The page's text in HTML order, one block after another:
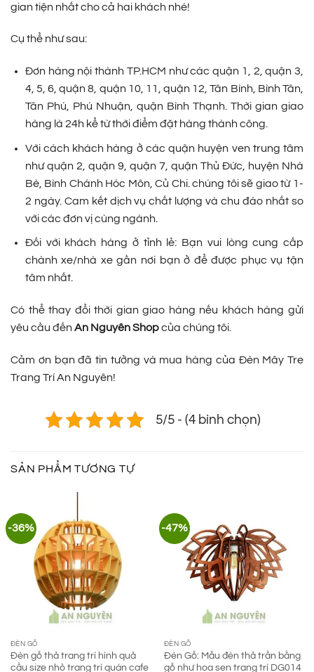
gian tiện nhất cho cả hai khách nhé!
Cụ thể như sau:
Đơn hàng nội thành TP.HCM như các quận 1, 2, quận 3,
4, 5, 6, quận 8, quận 10, 11, quận 12, Tân Bình, Bình Tân,
Tân Phú, Phú Nhuận, quận Bình Thạnh. Thời gian giao
hàng là 24h kể từ thời điểm đặt hàng thành công.
Với cách khách hàng ở các quận huyện ven trung tâm
như quận 2, quận 9, quận 7, quận Thủ Đức, huyện Nhà
Bè, Bình Chánh Hóc Môn, Củ Chi. chúng tôi sẽ giao từ 1-
2 ngày. Cam kết dịch vụ chất lượng và chu đáo nhất so
với các đơn vị cùng ngành.
Đối với khách hàng ở tỉnh lẻ: Bạn vui lòng cung cấp
chành xe/nhà xe gần nơi bạn ở để được phục vụ tận
tâm nhất.
Có thể thay đổi thời gian giao hàng nếu khách hàng gửi
yêu cầu đến An Nguyên Shopcủa chúng tôi.
Cảm ơn bạn đã tin tưởng và mua hàng của Đèn Mây Tre
Trang Trí An Nguyên!
5/5 - (4 bình chọn)
SẢN PHẨM TƯƠNG TỰ
-36%
ĐÈN GỖ
Đèn gỗ thả trang trí hình quả
cầu size nhỏ trang trí quán cafe
-47%
ĐÈN GỖ
Đèn Gỗ: Mẫu đèn thả trần bằng
gỗ như hoa sen trang trí DG014